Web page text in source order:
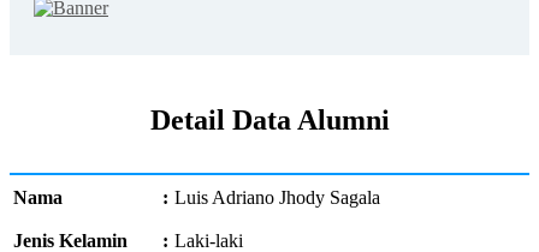
Detail Data Alumni
Nama : Luis Adriano Jhody Sagala
Jenis Kelamin : Laki-laki